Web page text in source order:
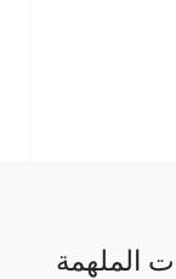
الملهمة